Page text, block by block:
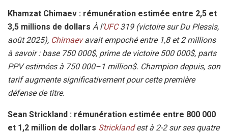
Khamzat Chimaev : rémunération estimée entre 2,5 et
3,5 millions de dollars À l’UFC319 (victoire sur Du Plessis,
août 2025), Chimaevavait empoché entre 1,8 et 2 millions
à savoir : base 750 000$, prime de victoire 500 000$, parts
PPV estimées à 750 000–1 million$. Champion depuis, son
tarif augmente significativement pour cette première
défense de titre.
Sean Strickland : rémunération estimée entre 800 000
et 1,2 million de dollars Stricklandest à 2-2 sur ses quatre